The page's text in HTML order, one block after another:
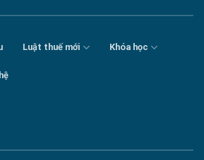
Luật thuế mới Khóa học